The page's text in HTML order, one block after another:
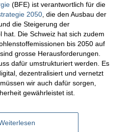
(BFE) ist verantwortlich für die
2050, die den Ausbau der
die Steigerung der
hat. Die Schweiz hat sich zudem
bis 2050 auf
grosse Herausforderungen.
dafür umstrukturiert werden. Es
dezentralisiert und vernetzt
wir auch dafür sorgen,
gewährleistet ist.